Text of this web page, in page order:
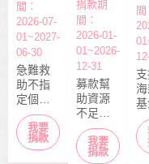
間：
2026-07-
01~2027-
06-30
急難救
助不指
定個案
捐款，
募款所
得幫助
我要
捐款
捐款期
間：
2026-01-
01~2026-
12-31
募款幫
助資源
不足的
中小型
社福單
位，協
我要
捐款
間
基
服